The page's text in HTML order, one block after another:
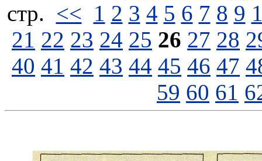
стp. << 1 2 3 4 5 6 7 8 9
21 22 23 24 25 26 27 28
40 41 42 43 44 45 46 47
59 60 61